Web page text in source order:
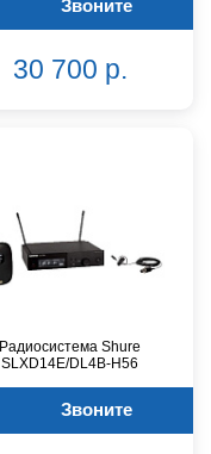
Звоните
30 700 р.
Радиосистема Shure
SLXD14E/DL4B-H56
Звоните